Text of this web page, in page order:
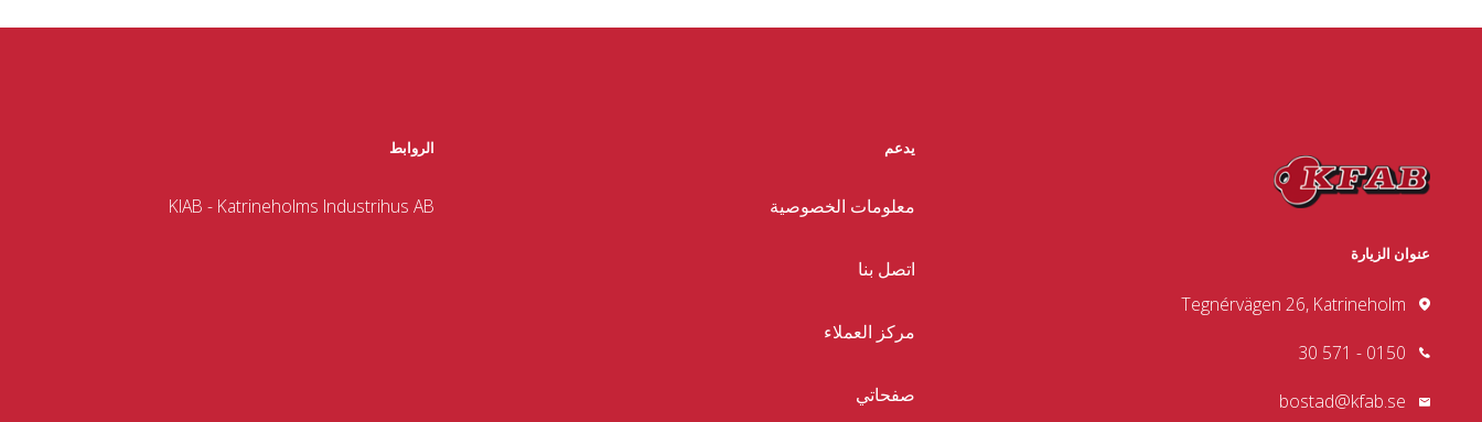
عنوان الزيارة
Tegnérvägen 26, Katrineholm
0150 - 571 30
bostad@kfab.se
يدعم
معلومات الخصوصية
اتصل بنا
مركز العملاء
صفحاتي
الروابط
KIAB - Katrineholms Industrihus AB